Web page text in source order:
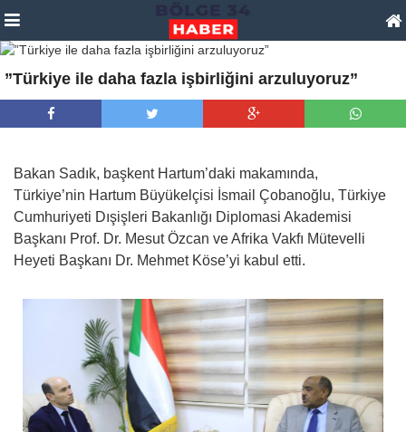
”Türkiye ile daha fazla işbirliğini arzuluyoruz”
Bakan Sadık, başkent Hartum’daki makamında,
Türkiye’nin Hartum Büyükelçisi İsmail Çobanoğlu, Türkiye
Cumhuriyeti Dışişleri Bakanlığı Diplomasi Akademisi
Başkanı Prof. Dr. Mesut Özcan ve Afrika Vakfı Mütevelli
Heyeti Başkanı Dr. Mehmet Köse’yi kabul etti.